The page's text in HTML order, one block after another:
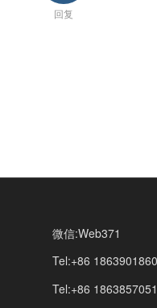
回复
微信:Web371
Tel:+86
Tel:+86